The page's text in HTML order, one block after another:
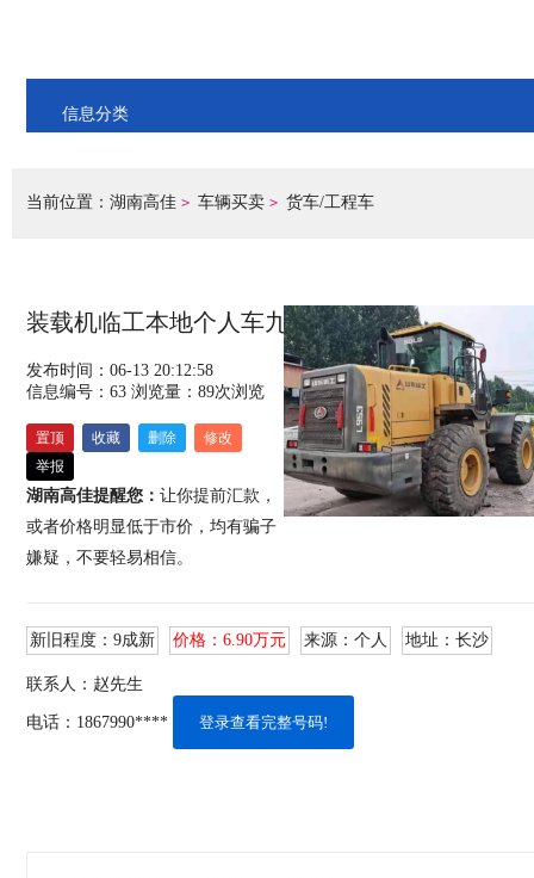
信息分类
当前位置： 湖南高佳 > 车辆买卖 > 货车/工程车
装载机临工本地个人车九成新30 50型铲车
发布时间：06-13 20:12:58
信息编号：63 浏览量： 89次浏览
置顶 收藏 删除
修改
举报
湖南高佳提醒您： 让你提前汇款，
或者价格明显低于市价，均有骗子
嫌疑，不要轻易相信。
新旧程度： 9成新 价格： 6.90万元 来源： 个人 地址： 长沙
联系人： 赵先生
电话： 1867990**** 登录查看完整号码!